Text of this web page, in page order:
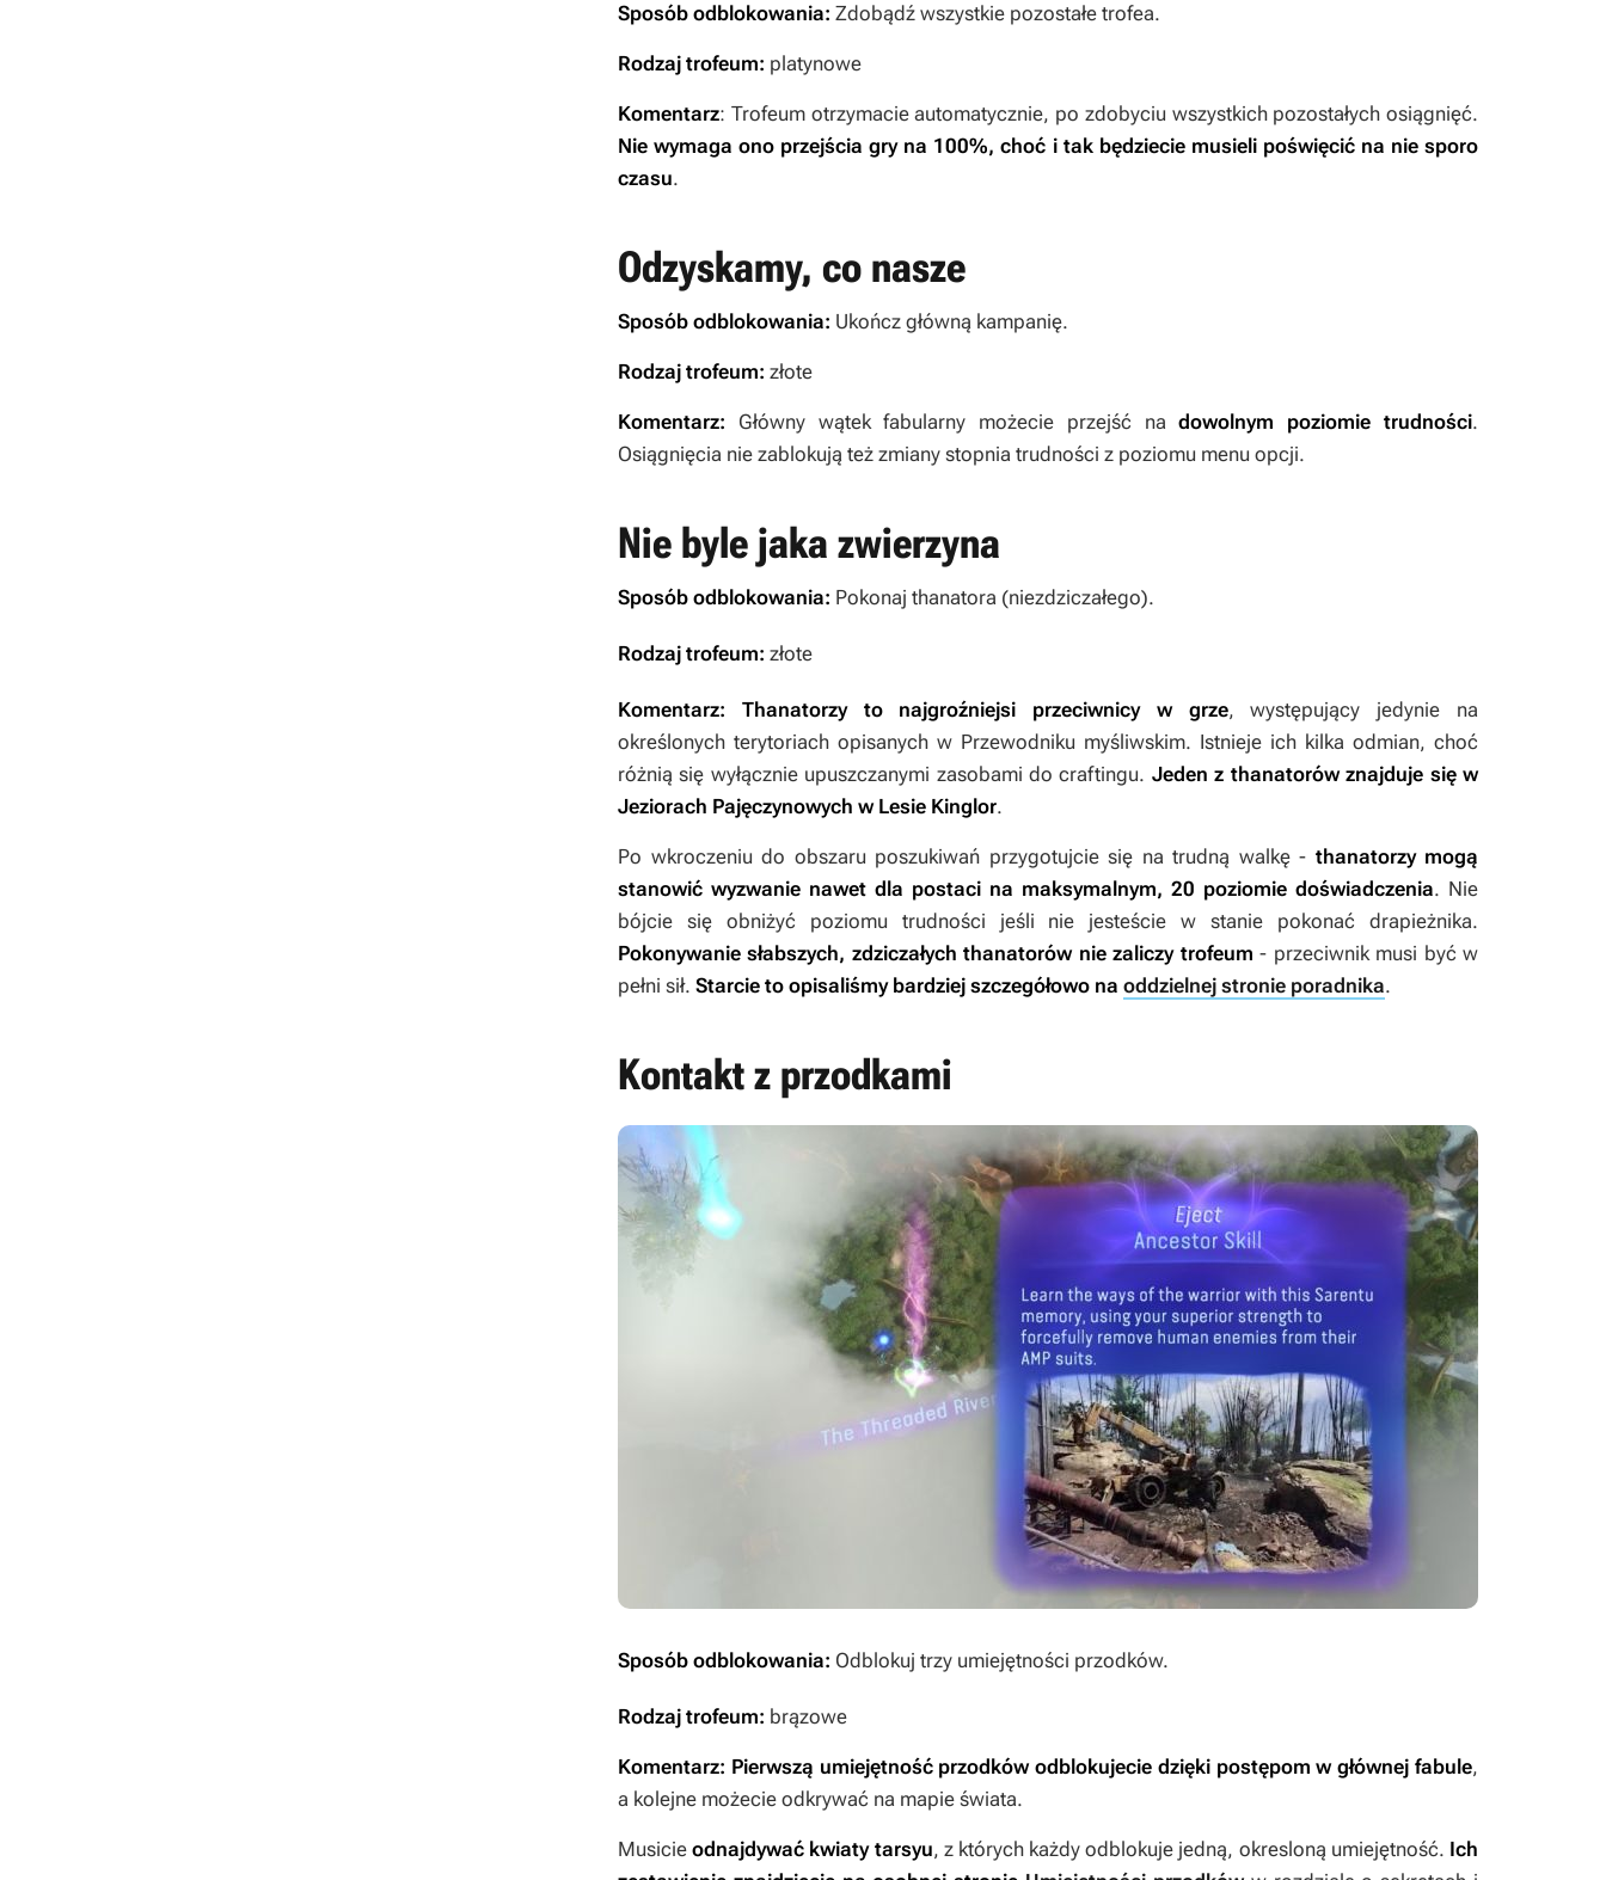
Sposób odblokowania: Zdobądź wszystkie pozostałe trofea.
Rodzaj trofeum: platynowe
Komentarz: Trofeum otrzymacie automatycznie, po zdobyciu wszystkich pozostałych osiągnięć.
Nie wymaga ono przejścia gry na 100%, choć i tak będziecie musieli poświęcić na nie sporo
czasu.
Odzyskamy, co nasze
Sposób odblokowania: Ukończ główną kampanię.
Rodzaj trofeum: złote
Komentarz: Główny wątek fabularny możecie przejść nadowolnym poziomie trudności.
Osiągnięcia nie zablokują też zmiany stopnia trudności z poziomu menu opcji.
Nie byle jaka zwierzyna
Sposób odblokowania: Pokonaj thanatora (niezdziczałego).
Rodzaj trofeum: złote
Komentarz: Thanatorzy to najgroźniejsi przeciwnicy w grze, występujący jedynie na
określonych terytoriach opisanych w Przewodniku myśliwskim. Istnieje ich kilka odmian, choć
różnią się wyłącznie upuszczanymi zasobami do craftingu. Jeden z thanatorów znajduje się w
Jeziorach Pajęczynowych w Lesie Kinglor.
Po wkroczeniu do obszaru poszukiwań przygotujcie się na trudną walkę - thanatorzy mogą
stanowić wyzwanie nawet dla postaci na maksymalnym, 20 poziomie doświadczenia. Nie
bójcie się obniżyć poziomu trudności jeśli nie jesteście w stanie pokonać drapieżnika.
Pokonywanie słabszych, zdziczałych thanatorów nie zaliczy trofeum - przeciwnik musi być w
pełni sił. Starcie to opisaliśmy bardziej szczegółowo na oddzielnej stronie poradnika.
Kontakt z przodkami
Sposób odblokowania: Odblokuj trzy umiejętności przodków.
Rodzaj trofeum: brązowe
Komentarz: Pierwszą umiejętność przodków odblokujecie dzięki postępom w głównej fabule,
a kolejne możecie odkrywać na mapie świata.
Musicieodnajdywać kwiaty tarsyu, z których każdy odblokuje jedną, okresloną umiejętność. Ich